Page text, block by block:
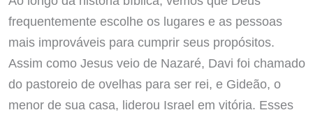
frequentemente escolhe os lugares e as pessoas
mais improváveis para cumprir seus propósitos.
Assim como Jesus veio de Nazaré, Davi foi chamado
do pastoreio de ovelhas para ser rei, e Gideão, o
menor de sua casa, liderou Israel em vitória. Esses